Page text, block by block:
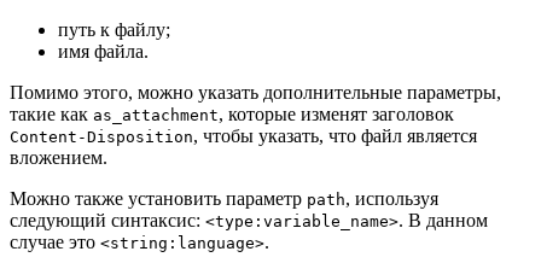
путь к файлу;
имя файла.
Помимо этого, можно указать дополнительные параметры,
такие как as_attachment, которые изменят заголовок
Content-Disposition, чтобы указать, что файл является
вложением.
Можно также установить параметр path, используя
следующий синтаксис: <type:variable_name>. В данном
случае это <string:language>.